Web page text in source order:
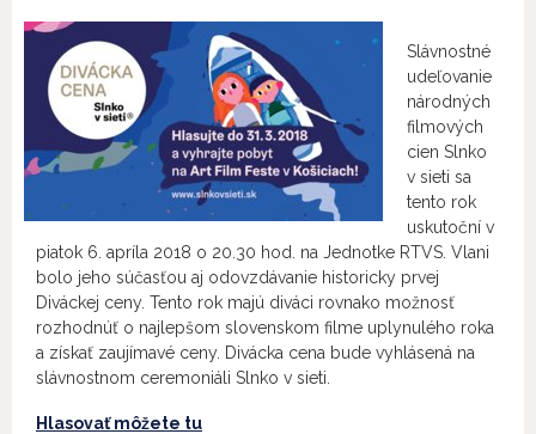
Slávnostné
udeľovanie
národných
filmových
cien Slnko
v sieti sa
tento rok
uskutoční v
piatok 6. apríla 2018 o 20.30 hod. na Jednotke RTVS. Vlani
bolo jeho súčasťou aj odovzdávanie historicky prvej
Diváckej ceny. Tento rok majú diváci rovnako možnosť
rozhodnúť o najlepšom slovenskom filme uplynulého roka
a získať zaujímavé ceny. Divácka cena bude vyhlásená na
slávnostnom ceremoniáli Slnko v sieti.
Hlasovať môžete tu